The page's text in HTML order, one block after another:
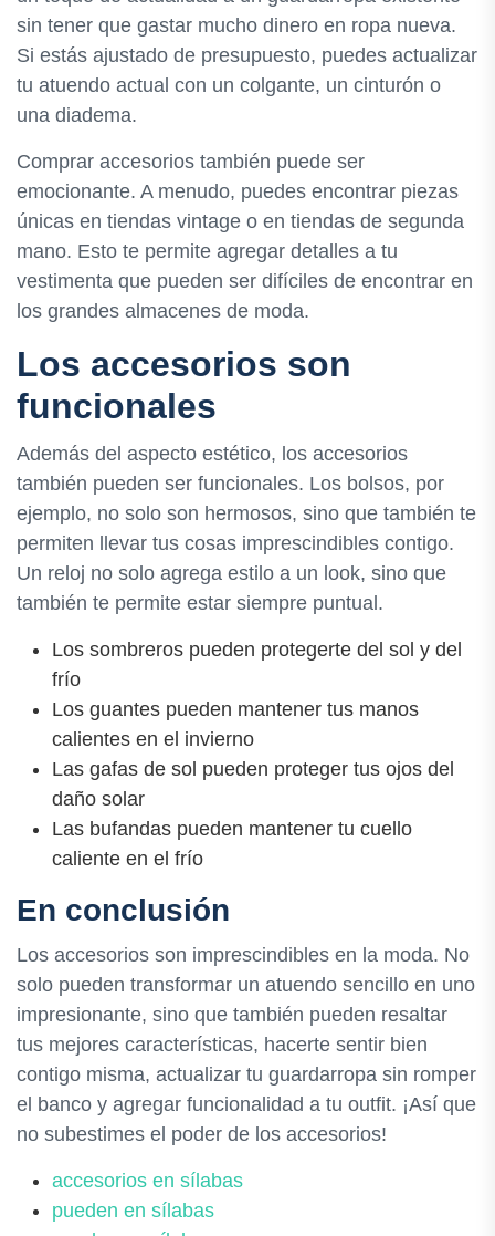
sin tener que gastar mucho dinero en ropa nueva.
Si estás ajustado de presupuesto, puedes actualizar
tu atuendo actual con un colgante, un cinturón o
una diadema.
Comprar accesorios también puede ser
emocionante. A menudo, puedes encontrar piezas
únicas en tiendas vintage o en tiendas de segunda
mano. Esto te permite agregar detalles a tu
vestimenta que pueden ser difíciles de encontrar en
los grandes almacenes de moda.
Los accesorios son
funcionales
Además del aspecto estético, los accesorios
también pueden ser funcionales. Los bolsos, por
ejemplo, no solo son hermosos, sino que también te
permiten llevar tus cosas imprescindibles contigo.
Un reloj no solo agrega estilo a un look, sino que
también te permite estar siempre puntual.
Los sombreros pueden protegerte del sol y del
frío
Los guantes pueden mantener tus manos
calientes en el invierno
Las gafas de sol pueden proteger tus ojos del
daño solar
Las bufandas pueden mantener tu cuello
caliente en el frío
En conclusión
Los accesorios son imprescindibles en la moda. No
solo pueden transformar un atuendo sencillo en uno
impresionante, sino que también pueden resaltar
tus mejores características, hacerte sentir bien
contigo misma, actualizar tu guardarropa sin romper
el banco y agregar funcionalidad a tu outfit. ¡Así que
no subestimes el poder de los accesorios!
accesorios en sílabas
pueden en sílabas